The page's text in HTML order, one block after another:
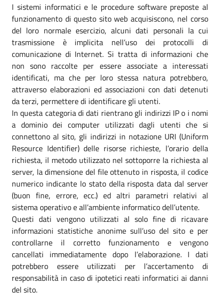
I sistemi informatici e le procedure software preposte al
funzionamento di questo sito web acquisiscono, nel corso
del loro normale esercizio, alcuni dati personali la cui
trasmissione è implicita nell’uso dei protocolli di
comunicazione di Internet. Si tratta di informazioni che
non sono raccolte per essere associate a interessati
identificati, ma che per loro stessa natura potrebbero,
attraverso elaborazioni ed associazioni con dati detenuti
da terzi, permettere di identificare gli utenti.
In questa categoria di dati rientrano gli indirizzi IP o i nomi
a dominio dei computer utilizzati dagli utenti che si
connettono al sito, gli indirizzi in notazione URI (Uniform
Resource Identifier) delle risorse richieste, l’orario della
richiesta, il metodo utilizzato nel sottoporre la richiesta al
server, la dimensione del file ottenuto in risposta, il codice
numerico indicante lo stato della risposta data dal server
(buon fine, errore, ecc.) ed altri parametri relativi al
sistema operativo e all’ambiente informatico dell’utente.
Questi dati vengono utilizzati al solo fine di ricavare
informazioni statistiche anonime sull’uso del sito e per
controllarne il corretto funzionamento e vengono
cancellati immediatamente dopo l’elaborazione. I dati
potrebbero essere utilizzati per l’accertamento di
responsabilità in caso di ipotetici reati informatici ai danni
del sito.